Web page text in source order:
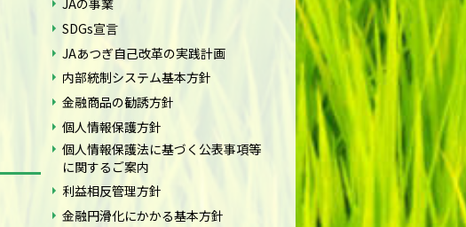
JAの事業
SDGs宣言
JAあつぎ自己改革の実践計画
内部統制システム基本方針
金融商品の勧誘方針
個人情報保護方針
個人情報保護法に基づく公表事項等
に関するご案内
利益相反管理方針
金融円滑化にかかる基本方針